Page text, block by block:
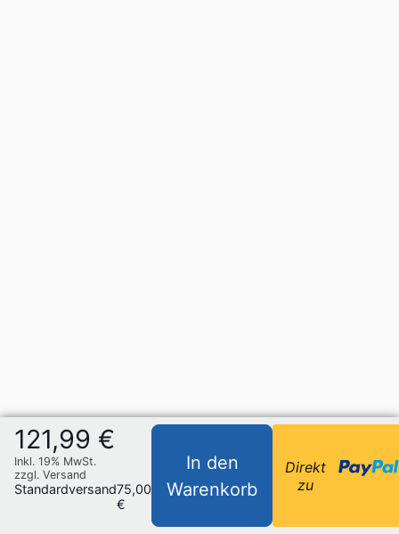
121,99 €
Inkl. 19% MwSt.
zzgl. Versand
Standardversand75,00
€
In den
Warenkorb
Direkt
zu